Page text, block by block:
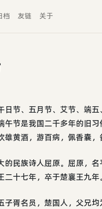
档 友链 关于
节、五月节、艾节、端
节是我国二千多年的旧
黄酒，游百病，佩香囊，
民族诗人屈原。屈原，
十七年，卒于楚襄王九年
胥名员，楚国人，父兄均